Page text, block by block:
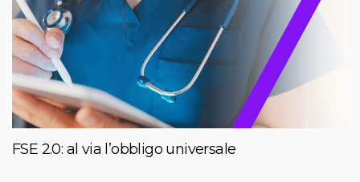
FSE 2.0: al via l’obbligo universale